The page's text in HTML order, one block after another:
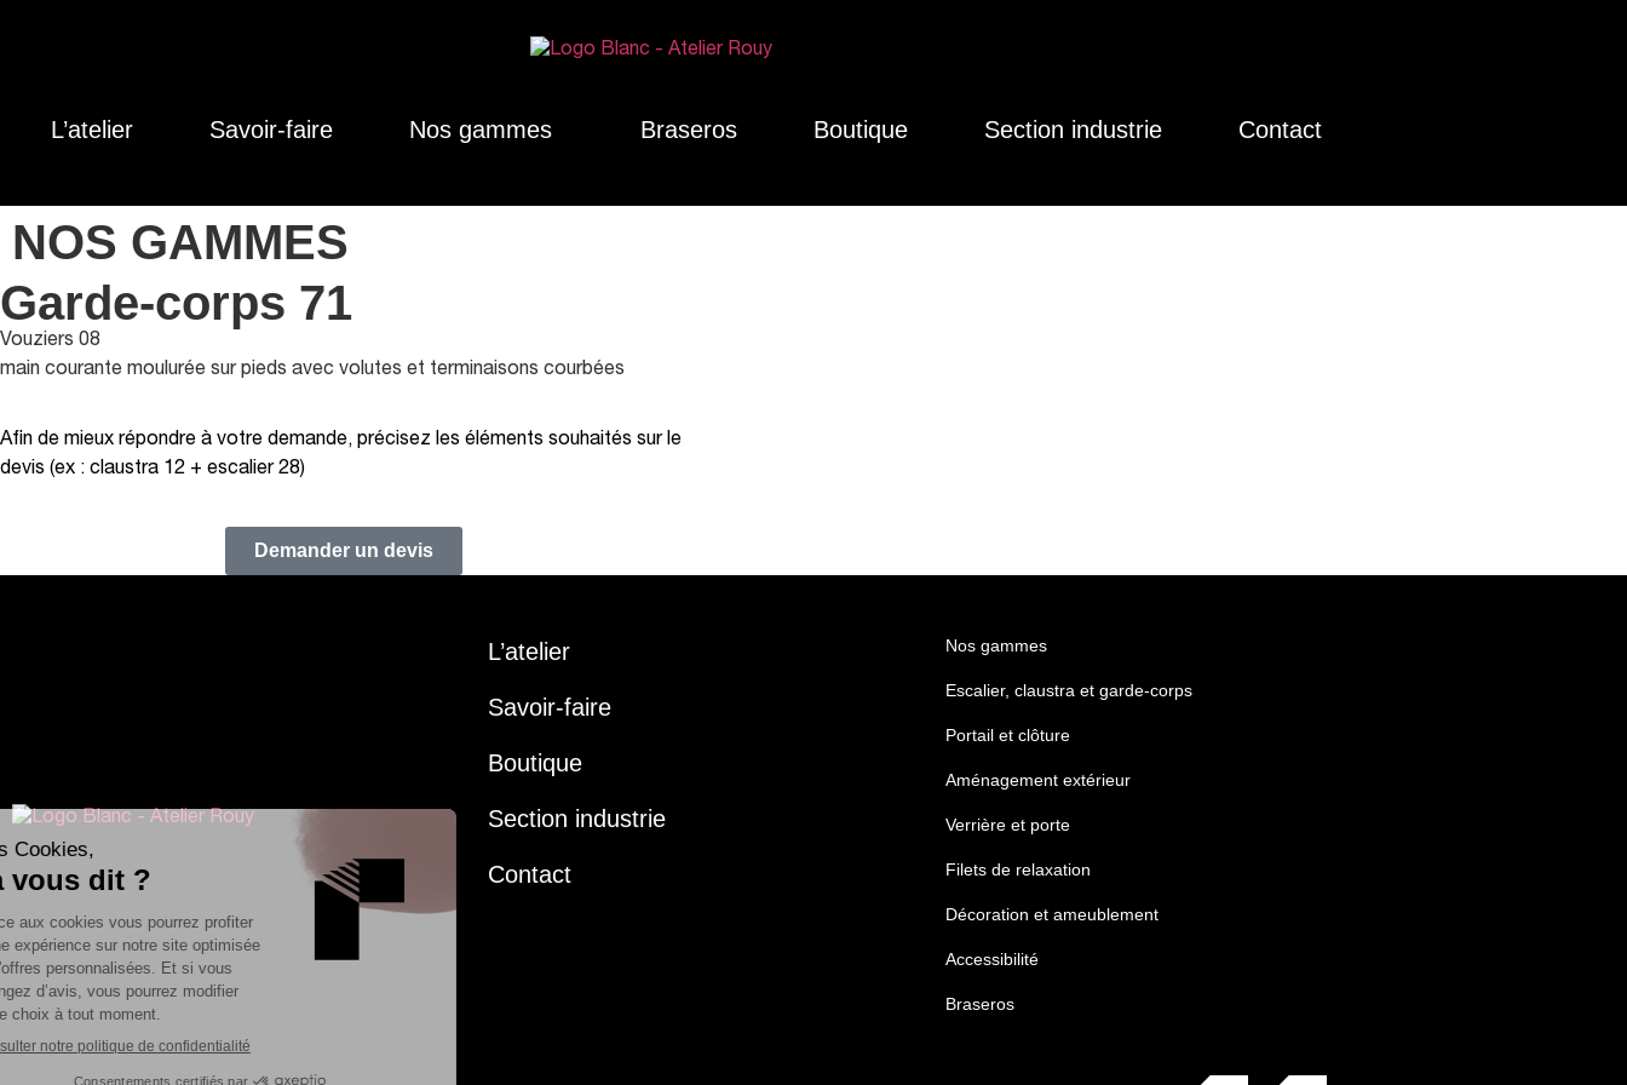
L’atelier Savoir-faire Nos gammes Braseros Boutique Section industrie Contact
NOS GAMMES
Garde-corps 71
Vouziers 08
main courante moulurée sur pieds avec volutes et terminaisons courbées
Afin de mieux répondre à votre demande, précisez les éléments souhaités sur le
devis (ex : claustra 12 + escalier 28)
Demander un devis
L’atelier
Savoir-faire
Boutique
Section industrie
Contact
Nos gammes
Escalier, claustra et garde-corps
Portail et clôture
Aménagement extérieur
Verrière et porte
Filets de relaxation
Décoration et ameublement
Accessibilité
Braseros